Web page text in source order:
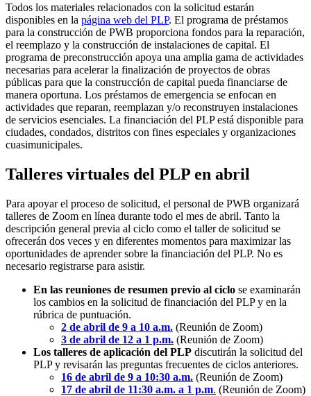
Todos los materiales relacionados con la solicitud estarán
disponibles en la página web del PLP. El programa de préstamos
para la construcción de PWB proporciona fondos para la reparación,
el reemplazo y la construcción de instalaciones de capital. El
programa de preconstrucción apoya una amplia gama de actividades
necesarias para acelerar la finalización de proyectos de obras
públicas para que la construcción de capital pueda financiarse de
manera oportuna. Los préstamos de emergencia se enfocan en
actividades que reparan, reemplazan y/o reconstruyen instalaciones
de servicios esenciales. La financiación del PLP está disponible para
ciudades, condados, distritos con fines especiales y organizaciones
cuasimunicipales.
Talleres virtuales del PLP en abril
Para apoyar el proceso de solicitud, el personal de PWB organizará
talleres de Zoom en línea durante todo el mes de abril. Tanto la
descripción general previa al ciclo como el taller de solicitud se
ofrecerán dos veces y en diferentes momentos para maximizar las
oportunidades de aprender sobre la financiación del PLP. No es
necesario registrarse para asistir.
En las reuniones de resumen previo al ciclo se examinarán
los cambios en la solicitud de financiación del PLP y en la
rúbrica de puntuación.
2 de abril de 9 a 10 a.m. (Reunión de Zoom)
3 de abril de 12 a 1 p.m. (Reunión de Zoom)
Los talleres de aplicación del PLP discutirán la solicitud del
PLP y revisarán las preguntas frecuentes de ciclos anteriores.
16 de abril de 9 a 10:30 a.m. (Reunión de Zoom)
17 de abril de 11:30 a.m. a 1 p.m. (Reunión de Zoom)